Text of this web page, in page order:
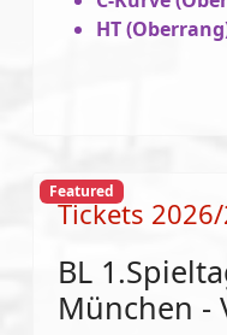
HT
Featured
Tickets
BL
München -